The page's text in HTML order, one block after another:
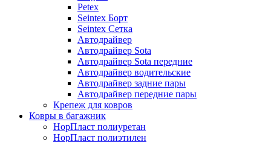
Petex
Seintex Борт
Seintex Сетка
Автодрайвер
Автодрайвер Sota
Автодрайвер Sota передние
Автодрайвер водительские
Автодрайвер задние пары
Автодрайвер передние пары
Крепеж для ковров
Ковры в багажник
НорПласт полиуретан
НорПласт полиэтилен